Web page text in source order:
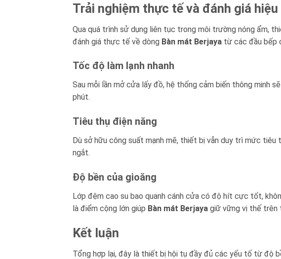
Trải nghiệm thực tế và đánh giá hiệu
Qua quá trình sử dụng liên tục trong môi trường nóng ẩm,
đánh giá thực tế về dòng Bàn mát Berjaya từ các đầu bếp
Tốc độ làm lạnh nhanh
Sau mỗi lần mở cửa lấy đồ, hệ thống cảm biến thông minh
phút.
Tiêu thụ điện năng
Dù sở hữu công suất mạnh mẽ, thiết bị vẫn duy trì mức
ngắt.
Độ bền của gioăng
Lớp đệm cao su bao quanh cánh cửa có độ hít cực tốt,
là điểm cộng lớn giúp Bàn mát Berjaya giữ vững vị thế trên
Kết luận
Tổng hợp lại, đây là thiết bị hội tụ đầy đủ các yếu tố từ độ